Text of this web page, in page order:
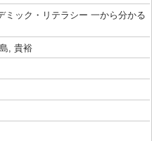
ミック・リテラシー 一から分かる
, 貴裕